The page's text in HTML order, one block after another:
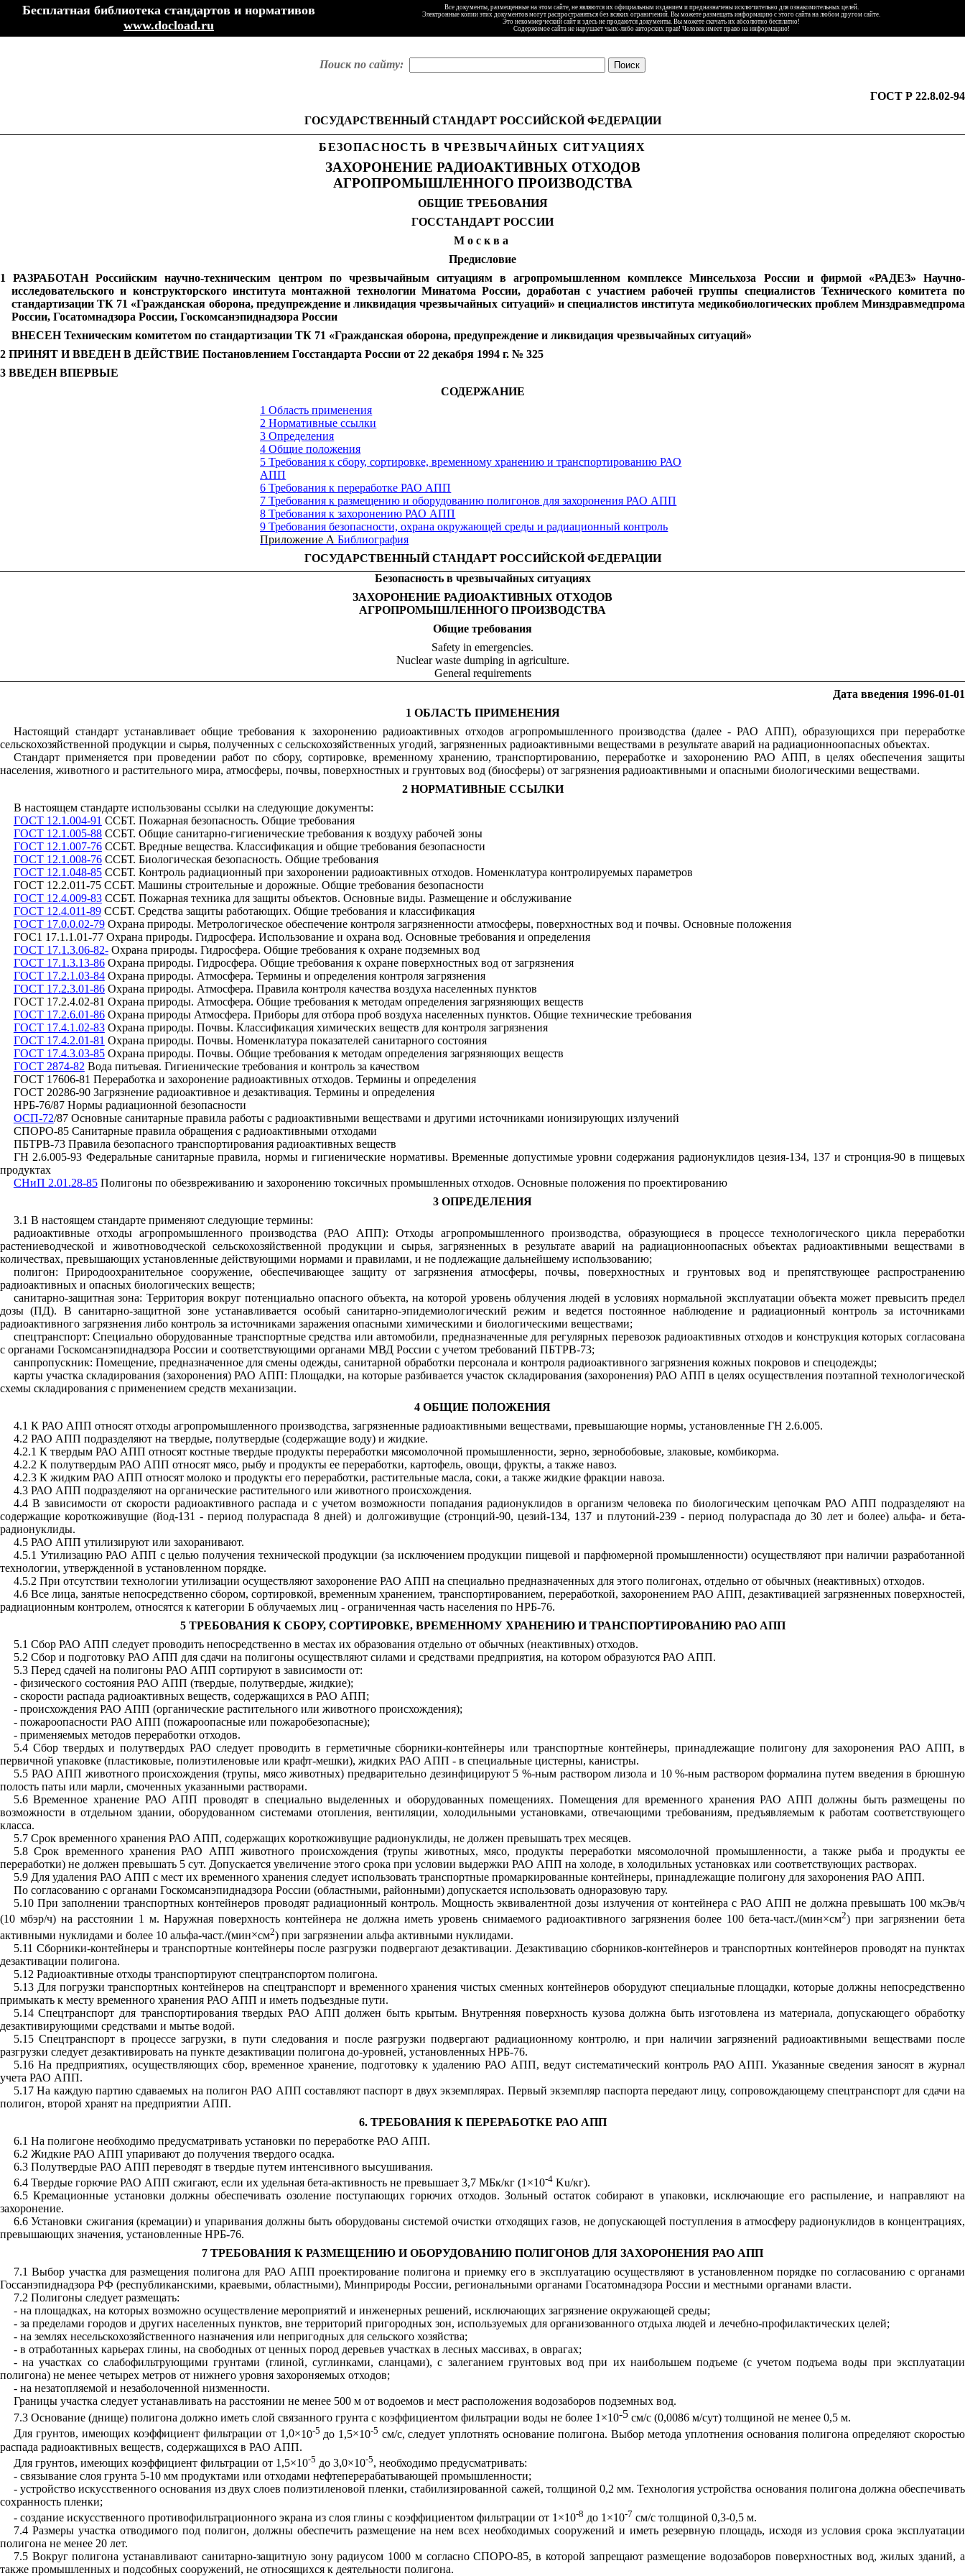
Бесплатная библиотека стандартов и нормативов
www.docload.ru
Все документы, размещенные на этом сайте, не являются их официальным изданием и предназначены исключительно для ознакомительных целей.
Электронные копии этих документов могут распространяться без всяких ограничений. Вы можете размещать информацию с этого сайта на любом другом сайте.
Это некоммерческий сайт и здесь не продаются документы. Вы можете скачать их абсолютно бесплатно!
Содержимое сайта не нарушает чьих-либо авторских прав! Человек имеет право на информацию!
Поиск по сайту:
ГОСТ Р 22.8.02-94
ГОСУДАРСТВЕННЫЙ СТАНДАРТ РОССИЙСКОЙ ФЕДЕРАЦИИ
БЕЗОПАСНОСТЬ В ЧРЕЗВЫЧАЙНЫХ СИТУАЦИЯХ
ЗАХОРОНЕНИЕ РАДИОАКТИВНЫХ ОТХОДОВ
АГРОПРОМЫШЛЕННОГО ПРОИЗВОДСТВА
ОБЩИЕ ТРЕБОВАНИЯ
ГОССТАНДАРТ РОССИИ
Москва
Предисловие
1 РАЗРАБОТАН Российским научно-техническим центром по чрезвычайным ситуациям в агропромышленном комплексе Минсельхоза России и фирмой «РАДЕЗ» Научно-
исследовательского и конструкторского института монтажной технологии Минатома России, доработан с участием рабочей группы специалистов Технического комитета по
стандартизации ТК 71 «Гражданская оборона, предупреждение и ликвидация чрезвычайных ситуаций» и специалистов института медикобиологических проблем Минздравмедпрома
России, Госатомнадзора России, Госкомсанэпиднадзора России
ВНЕСЕН Техническим комитетом по стандартизации ТК 71 «Гражданская оборона, предупреждение и ликвидация чрезвычайных ситуаций»
2 ПРИНЯТ И ВВЕДЕН В ДЕЙСТВИЕ Постановлением Госстандарта России от 22 декабря 1994 г. № 325
3 ВВЕДЕН ВПЕРВЫЕ
СОДЕРЖАНИЕ
1 Область применения
2 Нормативные ссылки
3 Определения
4 Общие положения
5 Требования к сбору, сортировке, временному хранению и транспортированию РАО
АПП
6 Требования к переработке РАО АПП
7 Требования к размещению и оборудованию полигонов для захоронения РАО АПП
8 Требования к захоронению РАО АПП
9 Требования безопасности, охрана окружающей среды и радиационный контроль
Приложение АБиблиография
ГОСУДАРСТВЕННЫЙ СТАНДАРТ РОССИЙСКОЙ ФЕДЕРАЦИИ
Безопасность в чрезвычайных ситуациях
ЗАХОРОНЕНИЕ РАДИОАКТИВНЫХ ОТХОДОВ
АГРОПРОМЫШЛЕННОГО ПРОИЗВОДСТВА
Общие требования
Safety in emergencies.
Nuclear waste dumping in agriculture.
General requirements
Дата введения 1996-01-01
1 ОБЛАСТЬ ПРИМЕНЕНИЯ
Настоящий стандарт устанавливает общие требования к захоронению радиоактивных отходов агропромышленного производства (далее - РАО АПП), образующихся при переработке
сельскохозяйственной продукции и сырья, полученных с сельскохозяйственных угодий, загрязненных радиоактивными веществами в результате аварий на радиационноопасных объектах.
Стандарт применяется при проведении работ по сбору, сортировке, временному хранению, транспортированию, переработке и захоронению РАО АПП, в целях обеспечения защиты
населения, животного и растительного мира, атмосферы, почвы, поверхностных и грунтовых вод (биосферы) от загрязнения радиоактивными и опасными биологическими веществами.
2 НОРМАТИВНЫЕ ССЫЛКИ
В настоящем стандарте использованы ссылки на следующие документы:
ГОСТ 12.1.004-91 ССБТ. Пожарная безопасность. Общие требования
ГОСТ 12.1.005-88ССБТ. Общие санитарно-гигиенические требования к воздуху рабочей зоны
ГОСТ 12.1.007-76ССБТ. Вредные вещества. Классификация и общие требования безопасности
ГОСТ 12.1.008-76ССБТ. Биологическая безопасность. Общие требования
ГОСТ 12.1.048-85ССБТ. Контроль радиационный при захоронении радиоактивных отходов. Номенклатура контролируемых параметров
ГОСТ 12.2.011-75 ССБТ. Машины строительные и дорожные. Общие требования безопасности
ГОСТ 12.4.009-83ССБТ. Пожарная техника для защиты объектов. Основные виды. Размещение и обслуживание
ГОСТ 12.4.011-89ССБТ. Средства защиты работающих. Общие требования и классификация
ГОСТ 17.0.0.02-79Охрана природы. Метрологическое обеспечение контроля загрязненности атмосферы, поверхностных вод и почвы. Основные положения
ГОС1 17.1.1.01-77 Охрана природы. Гидросфера. Использование и охрана вод. Основные требования и определения
ГОСТ 17.1.3.06-82-Охрана природы. Гидросфера. Общие требования к охране подземных вод
ГОСТ 17.1.3.13-86Охрана природы. Гидросфера. Общие требования к охране поверхностных вод от загрязнения
ГОСТ 17.2.1.03-84Охрана природы. Атмосфера. Термины и определения контроля загрязнения
ГОСТ 17.2.3.01-86Охрана природы. Атмосфера. Правила контроля качества воздуха населенных пунктов
ГОСТ 17.2.4.02-81 Охрана природы. Атмосфера. Общие требования к методам определения загрязняющих веществ
ГОСТ 17.2.6.01-86Охрана природы Атмосфера. Приборы для отбора проб воздуха населенных пунктов. Общие технические требования
ГОСТ 17.4.1.02-83Охрана природы. Почвы. Классификация химических веществ для контроля загрязнения
ГОСТ 17.4.2.01-81 Охрана природы. Почвы. Номенклатура показателей санитарного состояния
ГОСТ 17.4.3.03-85Охрана природы. Почвы. Общие требования к методам определения загрязняющих веществ
ГОСТ 2874-82 Вода питьевая. Гигиенические требования и контроль за качеством
ГОСТ 17606-81 Переработка и захоронение радиоактивных отходов. Термины и определения
ГОСТ 20286-90 Загрязнение радиоактивное и дезактивация. Термины и определения
НРБ-76/87 Нормы радиационной безопасности
ОСП-72/87 Основные санитарные правила работы с радиоактивными веществами и другими источниками ионизирующих излучений
СПОРО-85 Санитарные правила обращения с радиоактивными отходами
ПБТРВ-73 Правила безопасного транспортирования радиоактивных веществ
ГН 2.6.005-93 Федеральные санитарные правила, нормы и гигиенические нормативы. Временные допустимые уровни содержания радионуклидов цезия-134, 137 и стронция-90 в пищевых
продуктах
СНиП 2.01.28-85Полигоны по обезвреживанию и захоронению токсичных промышленных отходов. Основные положения по проектированию
3 ОПРЕДЕЛЕНИЯ
3.1 В настоящем стандарте применяют следующие термины:
радиоактивные отходы агропромышленного производства (РАО АПП): Отходы агропромышленного производства, образующиеся в процессе технологического цикла переработки
растениеводческой и животноводческой сельскохозяйственной продукции и сырья, загрязненных в результате аварий на радиационноопасных объектах радиоактивными веществами в
количествах, превышающих установленные действующими нормами и правилами, и не подлежащие дальнейшему использованию;
полигон: Природоохранительное сооружение, обеспечивающее защиту от загрязнения атмосферы, почвы, поверхностных и грунтовых вод и препятствующее распространению
радиоактивных и опасных биологических веществ;
санитарно-защитная зона: Территория вокруг потенциально опасного объекта, на которой уровень облучения людей в условиях нормальной эксплуатации объекта может превысить предел
дозы (ПД). В санитарно-защитной зоне устанавливается особый санитарно-эпидемиологический режим и ведется постоянное наблюдение и радиационный контроль за источниками
радиоактивного загрязнения либо контроль за источниками заражения опасными химическими и биологическими веществами;
спецтранспорт: Специально оборудованные транспортные средства или автомобили, предназначенные для регулярных перевозок радиоактивных отходов и конструкция которых согласована
с органами Госкомсанэпиднадзора России и соответствующими органами МВД России с учетом требований ПБТРВ-73;
санпропускник: Помещение, предназначенное для смены одежды, санитарной обработки персонала и контроля радиоактивного загрязнения кожных покровов и спецодежды;
карты участка складирования (захоронения) РАО АПП: Площадки, на которые разбивается участок складирования (захоронения) РАО АПП в целях осуществления поэтапной технологической
схемы складирования с применением средств механизации.
4 ОБЩИЕ ПОЛОЖЕНИЯ
4.1 К РАО АПП относят отходы агропромышленного производства, загрязненные радиоактивными веществами, превышающие нормы, установленные ГН 2.6.005.
4.2 РАО АПП подразделяют на твердые, полутвердые (содержащие воду) и жидкие.
4.2.1 К твердым РАО АПП относят костные твердые продукты переработки мясомолочной промышленности, зерно, зернобобовые, злаковые, комбикорма.
4.2.2 К полутвердым РАО АПП относят мясо, рыбу и продукты ее переработки, картофель, овощи, фрукты, а также навоз.
4.2.3 К жидким РАО АПП относят молоко и продукты его переработки, растительные масла, соки, а также жидкие фракции навоза.
4.3 РАО АПП подразделяют на органические растительного или животного происхождения.
4.4 В зависимости от скорости радиоактивного распада и с учетом возможности попадания радионуклидов в организм человека по биологическим цепочкам РАО АПП подразделяют на
содержащие короткоживущие (йод-131 - период полураспада 8 дней) и долгоживущие (стронций-90, цезий-134, 137 и плутоний-239 - период полураспада до 30 лет и более) альфа- и бета-
радионуклиды.
4.5 РАО АПП утилизируют или захоранивают.
4.5.1 Утилизацию РАО АПП с целью получения технической продукции (за исключением продукции пищевой и парфюмерной промышленности) осуществляют при наличии разработанной
технологии, утвержденной в установленном порядке.
4.5.2 При отсутствии технологии утилизации осуществляют захоронение РАО АПП на специально предназначенных для этого полигонах, отдельно от обычных (неактивных) отходов.
4.6 Все лица, занятые непосредственно сбором, сортировкой, временным хранением, транспортированием, переработкой, захоронением РАО АПП, дезактивацией загрязненных поверхностей,
радиационным контролем, относятся к категории Б облучаемых лиц - ограниченная часть населения по НРБ-76.
5 ТРЕБОВАНИЯ К СБОРУ, СОРТИРОВКЕ, ВРЕМЕННОМУ ХРАНЕНИЮ И ТРАНСПОРТИРОВАНИЮ РАО АПП
5.1 Сбор РАО АПП следует проводить непосредственно в местах их образования отдельно от обычных (неактивных) отходов.
5.2 Сбор и подготовку РАО АПП для сдачи на полигоны осуществляют силами и средствами предприятия, на котором образуются РАО АПП.
5.3 Перед сдачей на полигоны РАО АПП сортируют в зависимости от:
- физического состояния РАО АПП (твердые, полутвердые, жидкие);
- скорости распада радиоактивных веществ, содержащихся в РАО АПП;
- происхождения РАО АПП (органические растительного или животного происхождения);
- пожароопасности РАО АПП (пожароопасные или пожаробезопасные);
- применяемых методов переработки отходов.
5.4 Сбор твердых и полутвердых РАО следует проводить в герметичные сборники-контейнеры или транспортные контейнеры, принадлежащие полигону для захоронения РАО АПП, в
первичной упаковке (пластиковые, полиэтиленовые или крафт-мешки), жидких РАО АПП - в специальные цистерны, канистры.
5.5 РАО АПП животного происхождения (трупы, мясо животных) предварительно дезинфицируют 5 %-ным раствором лизола и 10 %-ным раствором формалина путем введения в брюшную
полость паты или марли, смоченных указанными растворами.
5.6 Временное хранение РАО АПП проводят в специально выделенных и оборудованных помещениях. Помещения для временного хранения РАО АПП должны быть размещены по
возможности в отдельном здании, оборудованном системами отопления, вентиляции, холодильными установками, отвечающими требованиям, предъявляемым к работам соответствующего
класса.
5.7 Срок временного хранения РАО АПП, содержащих короткоживущие радионуклиды, не должен превышать трех месяцев.
5.8 Срок временного хранения РАО АПП животного происхождения (трупы животных, мясо, продукты переработки мясомолочной промышленности, а также рыба и продукты ее
переработки) не должен превышать 5 сут. Допускается увеличение этого срока при условии выдержки РАО АПП на холоде, в холодильных установках или соответствующих растворах.
5.9 Для удаления РАО АПП с мест их временного хранения следует использовать транспортные промаркированные контейнеры, принадлежащие полигону для захоронения РАО АПП.
По согласованию с органами Госкомсанэпиднадзора России (областными, районными) допускается использовать одноразовую тару.
5.10 При заполнении транспортных контейнеров проводят радиационный контроль. Мощность эквивалентной дозы излучения от контейнера с РАО АПП не должна превышать 100 мкЭв/ч
(10 мбэр/ч) на расстоянии 1 м. Наружная поверхность контейнера не должна иметь уровень снимаемого радиоактивного загрязнения более 100 бета-част./(мин×см2) при загрязнении бета
активными нуклидами и более 10 альфа-част./(мин×см2) при загрязнении альфа активными нуклидами.
5.11 Сборники-контейнеры и транспортные контейнеры после разгрузки подвергают дезактивации. Дезактивацию сборников-контейнеров и транспортных контейнеров проводят на пунктах
дезактивации полигона.
5.12 Радиоактивные отходы транспортируют спецтранспортом полигона.
5.13 Для погрузки транспортных контейнеров на спецтранспорт и временного хранения чистых сменных контейнеров оборудуют специальные площадки, которые должны непосредственно
примыкать к месту временного хранения РАО АПП и иметь подъездные пути.
5.14 Спецтранспорт для транспортирования твердых РАО АПП должен быть крытым. Внутренняя поверхность кузова должна быть изготовлена из материала, допускающего обработку
дезактивирующими средствами и мытье водой.
5.15 Спецтранспорт в процессе загрузки, в пути следования и после разгрузки подвергают радиационному контролю, и при наличии загрязнений радиоактивными веществами после
разгрузки следует дезактивировать на пункте дезактивации полигона до-уровней, установленных НРБ-76.
5.16 На предприятиях, осуществляющих сбор, временное хранение, подготовку к удалению РАО АПП, ведут систематический контроль РАО АПП. Указанные сведения заносят в журнал
учета РАО АПП.
5.17 На каждую партию сдаваемых на полигон РАО АПП составляют паспорт в двух экземплярах. Первый экземпляр паспорта передают лицу, сопровождающему спецтранспорт для сдачи на
полигон, второй хранят на предприятии АПП.
6. ТРЕБОВАНИЯ К ПЕРЕРАБОТКЕ РАО АПП
6.1 На полигоне необходимо предусматривать установки по переработке РАО АПП.
6.2 Жидкие РАО АПП упаривают до получения твердого осадка.
6.3 Полутвердые РАО АПП переводят в твердые путем интенсивного высушивания.
6.4 Твердые горючие РАО АПП сжигают, если их удельная бета-активность не превышает 3,7 МБк/кг (1 ×10-4 Ku/кг).
6.5 Кремационные установки должны обеспечивать озоление поступающих горючих отходов. Зольный остаток собирают в упаковки, исключающие его распыление, и направляют на
захоронение.
6.6 Установки сжигания (кремации) и упаривания должны быть оборудованы системой очистки отходящих газов, не допускающей поступления в атмосферу радионуклидов в концентрациях,
превышающих значения, установленные НРБ-76.
7 ТРЕБОВАНИЯ К РАЗМЕЩЕНИЮ И ОБОРУДОВАНИЮ ПОЛИГОНОВ ДЛЯ ЗАХОРОНЕНИЯ РАО АПП
7.1 Выбор участка для размещения полигона для РАО АПП проектирование полигона и приемку его в эксплуатацию осуществляют в установленном порядке по согласованию с органами
Госсанэпиднадзора РФ (республиканскими, краевыми, областными), Минприроды России, региональными органами Госатомнадзора России и местными органами власти.
7.2 Полигоны следует размещать:
- на площадках, на которых возможно осуществление мероприятий и инженерных решений, исключающих загрязнение окружающей среды;
- за пределами городов и других населенных пунктов, вне территорий пригородных зон, используемых для организованного отдыха людей и лечебно-профилактических целей;
- на землях несельскохозяйственного назначения или непригодных для сельского хозяйства;
- в отработанных карьерах глины, на свободных от ценных пород деревьев участках в лесных массивах, в оврагах;
- на участках со слабофильтрующими грунтами (глиной, суглинками, сланцами), с залеганием грунтовых вод при их наибольшем подъеме (с учетом подъема воды при эксплуатации
полигона) не менее четырех метров от нижнего уровня захороняемых отходов;
- на незатопляемой и незаболоченной низменности.
Границы участка следует устанавливать на расстоянии не менее 500 м от водоемов и мест расположения водозаборов подземных вод.
7.3 Основание (днище) полигона должно иметь слой связанного грунта с коэффициентом фильтрации воды не более 1 ×10-5см/с (0,0086 м/сут) толщиной не менее 0,5 м.
Для грунтов, имеющих коэффициент фильтрации от 1,0×10-5 до 1,5×10-5 см/с, следует уплотнять основание полигона. Выбор метода уплотнения основания полигона определяют скоростью
распада радиоактивных веществ, содержащихся в РАО АПП.
Для грунтов, имеющих коэффициент фильтрации от 1,5×10-5 до 3,0×10-5, необходимо предусматривать:
- связывание слоя грунта 5-10 мм продуктами или отходами нефтеперерабатывающей промышленности;
- устройство искусственного основания из двух слоев полиэтиленовой пленки, стабилизированной сажей, толщиной 0,2 мм. Технология устройства основания полигона должна обеспечивать
сохранность пленки;
- создание искусственного противофильтрационного экрана из слоя глины с коэффициентом фильтрации от 1 ×10-8 до 1 ×10-7 см/с толщиной 0,3-0,5 м.
7.4 Размеры участка отводимого под полигон, должны обеспечить размещение на нем всех необходимых сооружений и иметь резервную площадь, исходя из условия срока эксплуатации
полигона не менее 20 лет.
7.5 Вокруг полигона устанавливают санитарно-защитную зону радиусом 1000 м согласно СПОРО-85, в которой запрещают размещение водозаборов поверхностных вод, жилых зданий, а
также промышленных и подсобных сооружений, не относящихся к деятельности полигона.